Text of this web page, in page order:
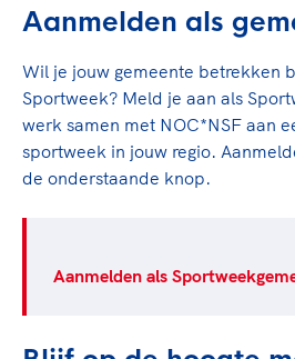
Aanmelden als
Wil je jouw gemeente betrekken
Sportweek? Meld je aan als
werk samen met NOC*NSF aan
sportweek in jouw regio.
de onderstaande knop.
Aanmelden als